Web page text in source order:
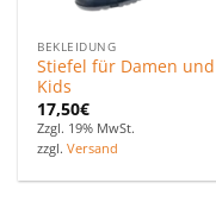
BEKLEIDUNG
Stiefel für Damen und
Kids
17,50€
Zzgl. 19% MwSt.
zzgl.Versand